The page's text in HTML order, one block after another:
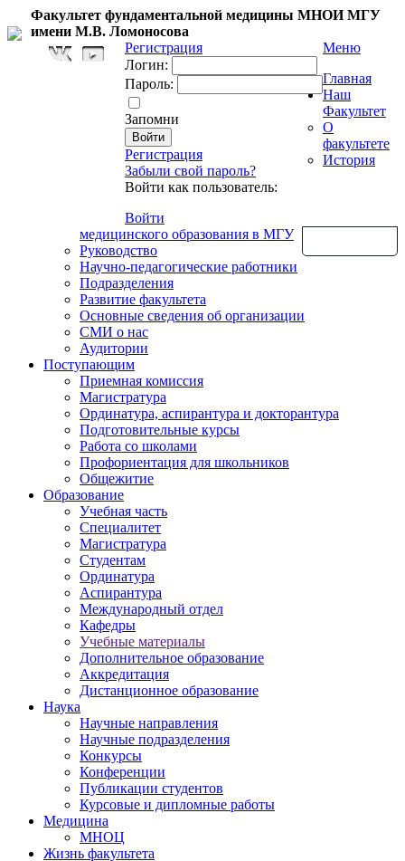
Факультет фундаментальной медицины МНОИ МГУ
имени М.В. Ломоносова
Регистрация
Логин:
Пароль:
Запомни
Регистрация
Забыли свой пароль?
Войти как пользователь:
Войти
Меню
Главная
Наш
Факультет
О
факультете
История
медицинского образования в МГУ
Руководство
Научно-педагогические работники
Подразделения
Развитие факультета
Основные сведения об организации
СМИ о нас
Аудитории
Поступающим
Приемная комиссия
Магистратура
Ординатура, аспирантура и докторантура
Подготовительные курсы
Работа со школами
Профориентация для школьников
Общежитие
Образование
Учебная часть
Специалитет
Магистратура
Студентам
Ординатура
Аспирантура
Международный отдел
Кафедры
Учебные материалы
Дополнительное образование
Аккредитация
Дистанционное образование
Наука
Научные направления
Научные подразделения
Конкурсы
Конференции
Публикации студентов
Курсовые и дипломные работы
Медицина
МНОЦ
Жизнь факультета